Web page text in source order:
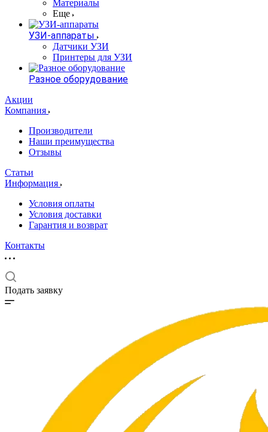
Материалы
Еще
УЗИ-аппараты
Датчики УЗИ
Принтеры для УЗИ
Разное оборудование
Акции
Компания
Производители
Наши преимущества
Отзывы
Статьи
Информация
Условия оплаты
Условия доставки
Гарантия и возврат
Контакты
Подать заявку